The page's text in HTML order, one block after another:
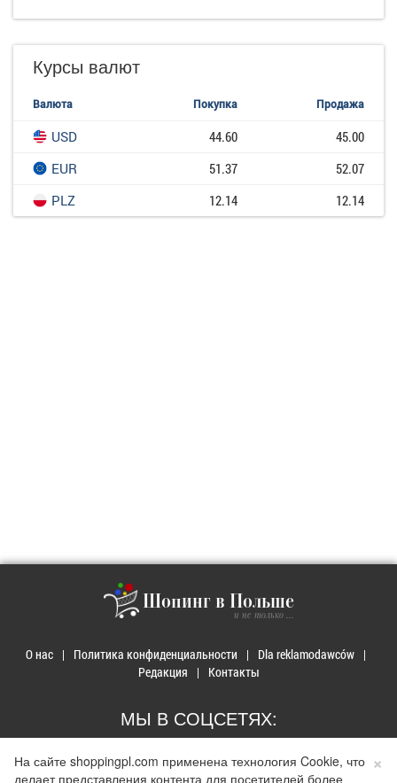
Курсы валют
Валюта Покупка Продажа
USD 44.60
45.00
EUR
51.37
52.07
PLZ
12.14 12.14
Шопинг в Польше
и не только ...
О нас Политика конфиденциальности
Dla reklamodawców
Редакция
Контакты
МЫ В СОЦСЕТЯХ:
×
На сайте shoppingpl.com применена технология Cookie, что
делает представления контента для посетителей более